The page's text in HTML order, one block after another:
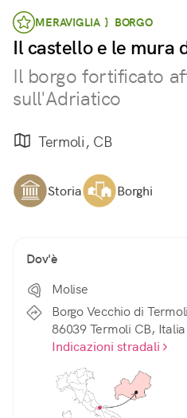
MERAVIGLIA } BORGO
Il castello e le mura
Il borgo fortificato
sull'Adriatico
Termoli, CB
Storia Borghi
Dov'è
Molise
Borgo Vecchio di
86039 Termoli CB,
Indicazioni stradali